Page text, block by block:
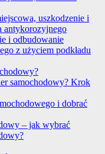
uszkodzenie i
antykorozyjnego
i odbudowanie
z użyciem podkładu
samochodowy? Krok
i dobrać
– jak wybrać